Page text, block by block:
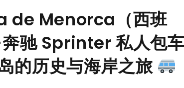
de Menorca（西班
驰 Sprinter 私人包
的历史与海岸之旅